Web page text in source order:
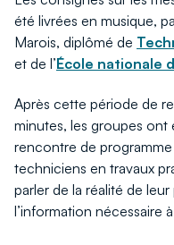
été livrées en musique,
Marois, diplômé de
et de l’École nationale
Après cette période de
minutes, les groupes ont
rencontre de
techniciens en travaux
parler de la réalité de
l’information nécessaire